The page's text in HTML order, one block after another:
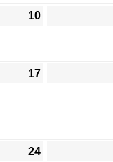
10
17
24